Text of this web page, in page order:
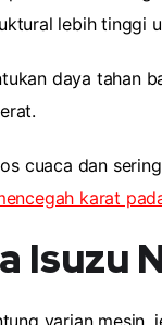
lebih tinggi
daya tahan
cuaca dan
karat
varian